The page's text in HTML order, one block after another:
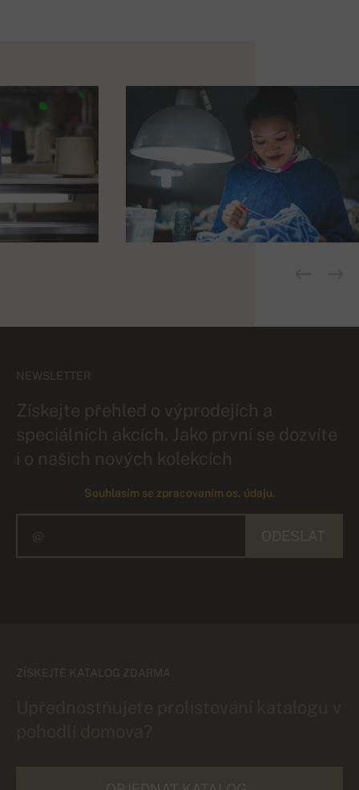
NEWSLETTER
Získejte přehled o výprodejích a
speciálních akcích. Jako první se dozvíte
i o našich nových kolekcích
Souhlasím se zpracovaním os. údaju.
ZÍSKEJTE KATALOG ZDARMA